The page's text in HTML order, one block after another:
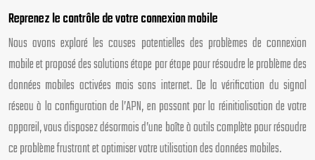
Reprenez le contrôle de votre connexion mobile
Nous avons exploré les causes potentielles des problèmes de connexion
mobile et proposé des solutions étape par étape pour résoudre le problème des
données mobiles activées mais sans internet. De la vérification du signal
réseau à la configuration de l’APN, en passant par la réinitialisation de votre
appareil, vous disposez désormais d’une boîte à outils complète pour résoudre
ce problème frustrant et optimiser votre utilisation des données mobiles.